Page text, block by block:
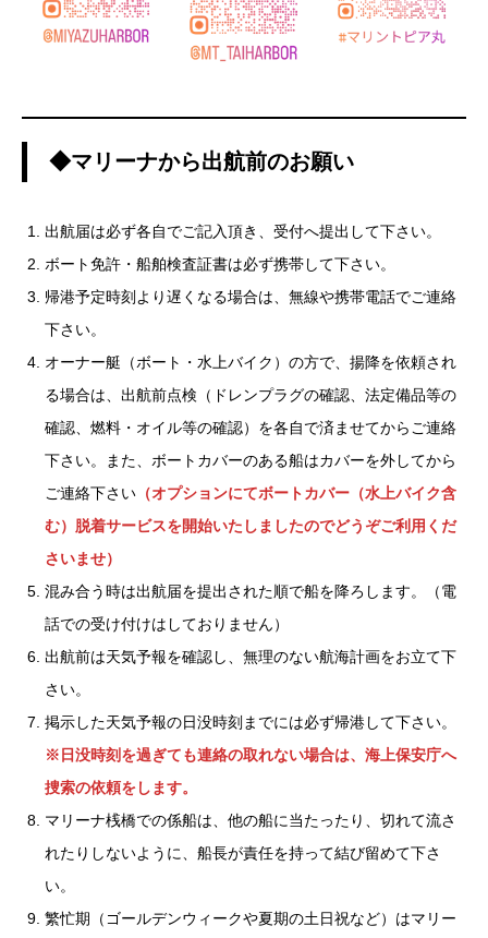
◆マリーナから出航前のお願い
出航届は必ず各自でご記入頂き、受付へ提出して下さい。
ボート免許・船舶検査証書は必ず携帯して下さい。
帰港予定時刻より遅くなる場合は、無線や携帯電話でご連絡
下さい。
オーナー艇（ボート・水上バイク）の方で、揚降を依頼され
る場合は、出航前点検（ドレンプラグの確認、法定備品等の
確認、燃料・オイル等の確認）を各自で済ませてからご連絡
下さい。また、ボートカバーのある船はカバーを外してから
ご連絡下さい （オプションにてボートカバー（水上バイク含
む）脱着サービスを開始いたしましたのでどうぞご利用くだ
さいませ）
混み合う時は出航届を提出された順で船を降ろします。（電
話での受け付けはしておりません）
出航前は天気予報を確認し、無理のない航海計画をお立て下
さい。
掲示した天気予報の日没時刻までには必ず帰港して下さい。
※日没時刻を過ぎても連絡の取れない場合は、海上保安庁へ
捜索の依頼をします。
マリーナ桟橋での係船は、他の船に当たったり、切れて流さ
れたりしないように、船長が責任を持って結び留めて下さ
い。
繁忙期（ゴールデンウィークや夏期の土日祝など）はマリー